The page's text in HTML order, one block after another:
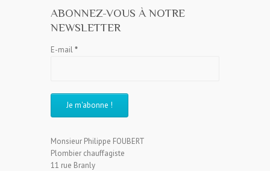
ABONNEZ-VOUS À NOTRE
NEWSLETTER
E-mail*
Monsieur Philippe FOUBERT
Plombier chauffagiste
11 rue Branly